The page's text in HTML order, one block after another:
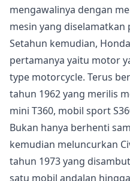
mengawalinya dengan
mesin yang diselamatkan
Setahun kemudian,
pertamanya yaitu motor
type motorcycle. Terus
tahun 1962 yang merilis
mini T360, mobil sport
Bukan hanya berhenti
kemudian meluncurkan
tahun 1973 yang
satu mobil andalan